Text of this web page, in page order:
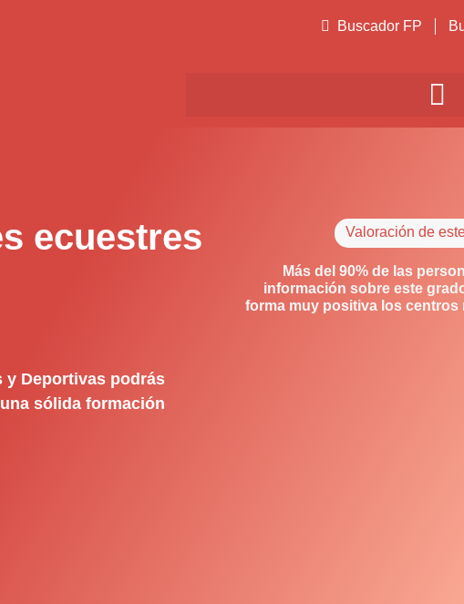
Buscador FP
ecuestres
y Deportivas podrás
sólida formación
Valoración de
Más del 90% de las
información sobre este
forma muy positiva los centros